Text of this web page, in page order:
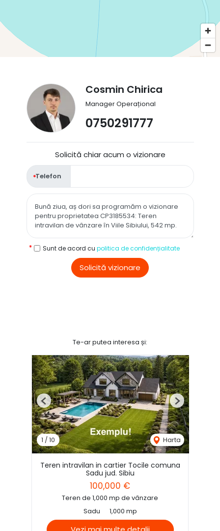
Cosmin Chirica
Manager Operațional
0750291777
Solicită chiar acum o vizionare
Telefon
Sunt de acord cu politica de confidențialitate
Solicită vizionare
Te-ar putea interesa și:
1 / 10 Harta
Previous Next
Teren intravilan in cartier Tocile comuna
Sadu jud. Sibiu
100,000 €
Teren de 1,000 mp de vânzare
Sadu
1,000 mp